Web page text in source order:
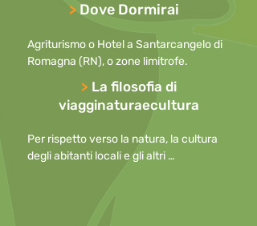
> Dove Dormirai
Agriturismo o Hotel a Santarcangelo di
Romagna (RN), o zone limitrofe.
> La filosofia di
viagginaturaecultura
Per rispetto verso la natura, la cultura
degli abitanti locali e gli altri